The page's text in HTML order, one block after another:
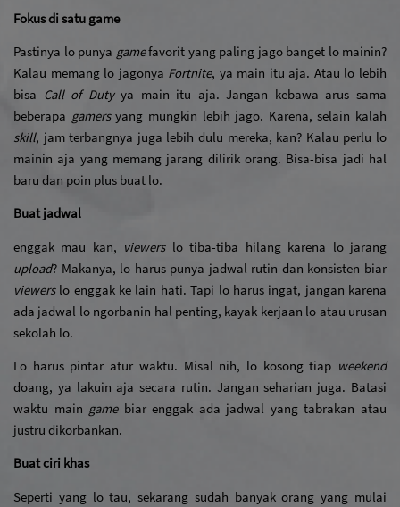
Fokus di satu game
Pastinya lo punya game favorit yang paling jago banget lo mainin?
Kalau memang lo jagonya Fortnite, ya main itu aja. Atau lo lebih
bisa Call of Duty ya main itu aja. Jangan kebawa arus sama
beberapa gamers
skill, jam terbangnya juga lebih dulu mereka, kan? Kalau perlu lo
mainin aja yang memang jarang dilirik orang. Bisa-bisa jadi hal
baru dan poin plus buat lo.
Buat jadwal
enggak mau kan, viewers
upload
viewers lo enggak ke lain hati. Tapi lo harus ingat, jangan karena
ada jadwal lo ngorbanin hal penting, kayak kerjaan lo atau urusan
sekolah lo.
Lo harus pintar atur waktu. Misal nih, lo kosong tiap weekend
doang, ya lakuin aja secara rutin. Jangan seharian juga. Batasi
waktu main game biar enggak ada jadwal yang tabrakan atau
justru dikorbankan.
Buat ciri khas